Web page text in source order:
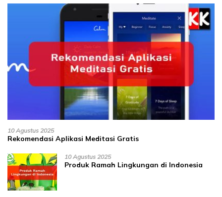
10 Agustus 2025
Rekomendasi Aplikasi Meditasi Gratis
10 Agustus 2025
Produk Ramah Lingkungan di Indonesia